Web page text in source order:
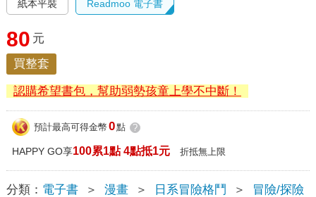
紙本平裝 Readmoo 電子書
80 元
買整套
認購希望書包，幫助弱勢孩童上學不中斷！
預計最高可得金幣 0點 ?
HAPPY GO享100累1點 4點抵1元 折抵無上限
分類： 電子書 ＞ 漫畫 ＞ 日系冒險格鬥 ＞ 冒險/探險